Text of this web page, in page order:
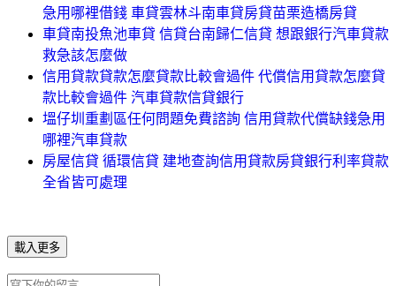
急用哪裡借錢 車貸雲林斗南車貸房貸苗栗造橋房貸
車貸南投魚池車貸 信貸台南歸仁信貸 想跟銀行汽車貸款
救急該怎麼做
信用貸款貸款怎麼貸款比較會過件 代償信用貸款怎麼貸
款比較會過件 汽車貸款信貸銀行
塭仔圳重劃區任何問題免費諮詢 信用貸款代償缺錢急用
哪裡汽車貸款
房屋信貸 循環信貸 建地查詢信用貸款房貸銀行利率貸款
全省皆可處理
載入更多